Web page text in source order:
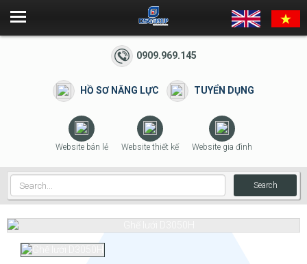
0909.969.145
HỒ SƠ NĂNG LỰC TUYỂN DỤNG
Website bán lẻ Website thiết kế Website gia đình
Search